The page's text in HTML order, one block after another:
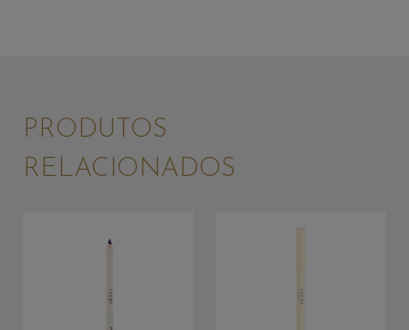
PRODUTOS
RELACIONADOS